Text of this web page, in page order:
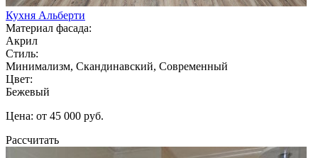
Кухня Альберти
Материал фасада:
Акрил
Стиль:
Минимализм, Скандинавский, Современный
Цвет:
Бежевый
Цена: от 45 000 руб.
Рассчитать